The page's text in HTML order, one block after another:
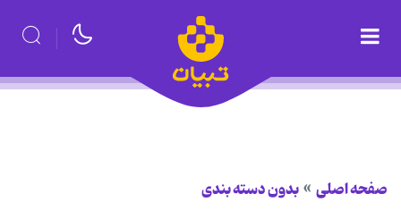
صفحه اصلی بدون دسته بندی